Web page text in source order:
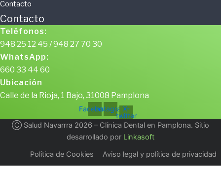
Contacto
Contacto
Teléfonos:
948 25 12 45 / 948 27 70 30
WhatsApp:
660 33 44 60
Ubicación
Calle de la Rioja, 1 Bajo, 31008 Pamplona
FacebookInstagramX-
twitter
Ⓒ Salud Navarrra 2026 – Clínica Dental en Pamplona. Sitio
desarrollado por Linkasoft
Política de Cookies
Aviso legal y política de privacidad